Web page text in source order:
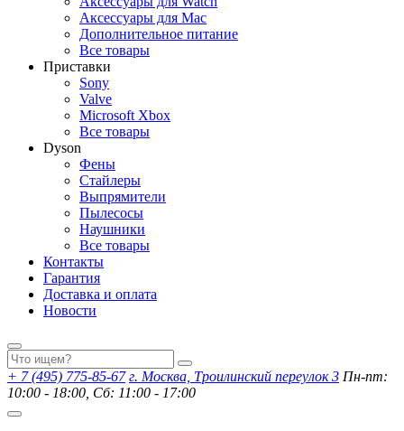
Аксессуары для Mac
Дополнительное питание
Все товары
Приставки
Sony
Valve
Microsoft Xbox
Все товары
Dyson
Фены
Стайлеры
Выпрямители
Пылесосы
Наушники
Все товары
Контакты
Гарантия
Доставка и оплата
Новости
+ 7 (495) 775-85-67 г. Москва, Троилинский переулок 3 Пн-пт:
10:00 - 18:00, Сб: 11:00 - 17:00